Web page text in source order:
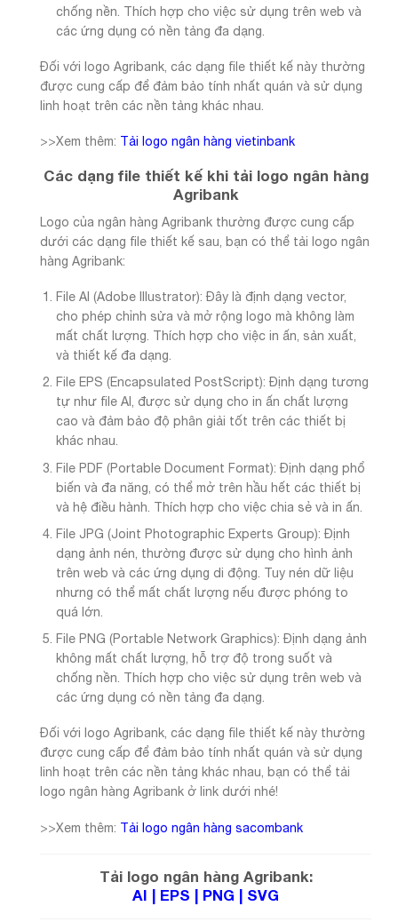
chống nền. Thích hợp cho việc sử dụng trên web và
các ứng dụng có nền tảng đa dạng.
Đối với logo Agribank, các dạng file thiết kế này thường
được cung cấp để đảm bảo tính nhất quán và sử dụng
linh hoạt trên các nền tảng khác nhau.
>>Xem thêm: Tải logo ngân hàng vietinbank
Các dạng file thiết kế khi tải logo ngân hàng
Agribank
Logo của ngân hàng Agribank thường được cung cấp
dưới các dạng file thiết kế sau, bạn có thể tải logo ngân
hàng Agribank:
File AI (Adobe Illustrator): Đây là định dạng vector,
cho phép chỉnh sửa và mở rộng logo mà không làm
mất chất lượng. Thích hợp cho việc in ấn, sản xuất,
và thiết kế đa dạng.
File EPS (Encapsulated PostScript): Định dạng tương
tự như file AI, được sử dụng cho in ấn chất lượng
cao và đảm bảo độ phân giải tốt trên các thiết bị
khác nhau.
File PDF (Portable Document Format): Định dạng phổ
biến và đa năng, có thể mở trên hầu hết các thiết bị
và hệ điều hành. Thích hợp cho việc chia sẻ và in ấn.
File JPG (Joint Photographic Experts Group): Định
dạng ảnh nén, thường được sử dụng cho hình ảnh
trên web và các ứng dụng di động. Tuy nén dữ liệu
nhưng có thể mất chất lượng nếu được phóng to
quá lớn.
File PNG (Portable Network Graphics): Định dạng ảnh
không mất chất lượng, hỗ trợ độ trong suốt và
chống nền. Thích hợp cho việc sử dụng trên web và
các ứng dụng có nền tảng đa dạng.
Đối với logo Agribank, các dạng file thiết kế này thường
được cung cấp để đảm bảo tính nhất quán và sử dụng
linh hoạt trên các nền tảng khác nhau, bạn có thể tải
logo ngân hàng Agribank ở link dưới nhé!
>>Xem thêm: Tải logo ngân hàng sacombank
Tải logo ngân hàng Agribank:
AI | EPS | PNG | SVG